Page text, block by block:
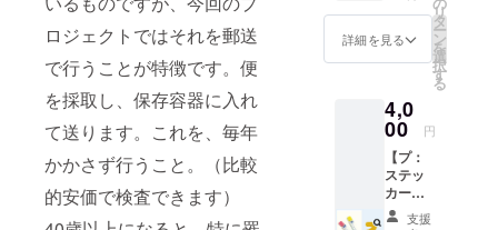
ロジェクトではそれを郵送
で行うことが特徴です。便
を採取し、保存容器に入れ
て送ります。これを、毎年
かかさず行うこと。（比較
的安価で検査できます）
ルと活
動報告
②検査
キット1
ト(通常
価格) 送
料込み
③オリ
ジナル
トイ
レット
詳細を見る
リ
タ
ー
ン
を
選
択
す
る
4,0
00 円
【プ：
ステッ
カーを
貼って
支援